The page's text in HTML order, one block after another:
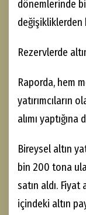
dönemlerinde
değişikliklerden
Rezervlerde
Raporda, hem
yatırımcıların
alımı
Bireysel altın
bin 200 tona
satın aldı.
içindeki altın